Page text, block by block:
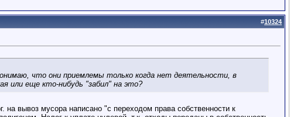
#10324
что они приемлемы только когда нет деятельности, в
или еще кто-нибудь "забил" на это?
вывоз мусора написано "с переходом права собственности к